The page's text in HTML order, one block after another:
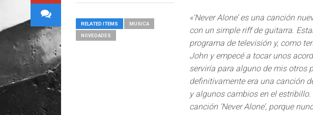
«‘Never Alone’ es una canción
con un simple riff de guitarra.
programa de televisión y, como
John y empecé a tocar unos
serviría para alguno de mis otros
definitivamente era una canción
y algunos cambios en el
canción ‘Never Alone’, porque
RELATED ITEMS MUSICA
NOVEDADES